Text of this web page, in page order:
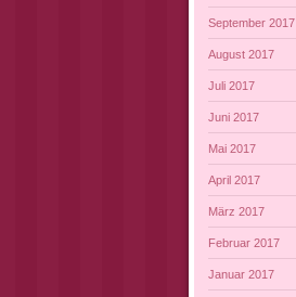
September 2017
August 2017
Juli 2017
Juni 2017
Mai 2017
April 2017
März 2017
Februar 2017
Januar 2017